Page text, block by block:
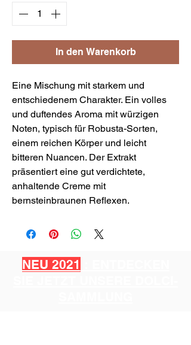
In den Warenkorb
Eine Mischung mit starkem und
entschiedenem Charakter. Ein volles
und duftendes Aroma mit würzigen
Noten, typisch für Robusta-Sorten,
einem reichen Körper und leicht
bitteren Nuancen. Der Extrakt
präsentiert eine gut verdichtete,
anhaltende Creme mit
bernsteinbraunen Reflexen.
NEU 2021